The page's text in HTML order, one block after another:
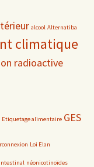
alcool Alternatiba
climatique
radioactive
Etiquetage alimentaire GES
Loi Elan
néonicotinoïdes